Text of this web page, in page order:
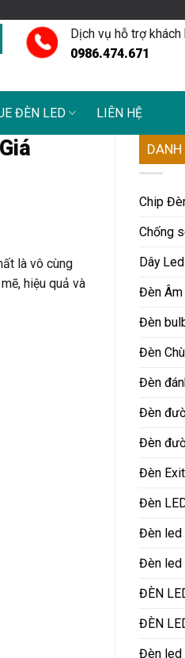
Dịch vụ hỗ trợ khách
0986.474.671
ĐÈN LED LIÊN HỆ
là vô cùng
hiệu quả và
Chip
Chống
Dây Led
Đèn Âm
Đèn
Đèn
Đèn
Đèn
Đèn
Đèn
Đèn
Đèn led
Đèn led
ĐÈN
ĐÈN
Đèn led